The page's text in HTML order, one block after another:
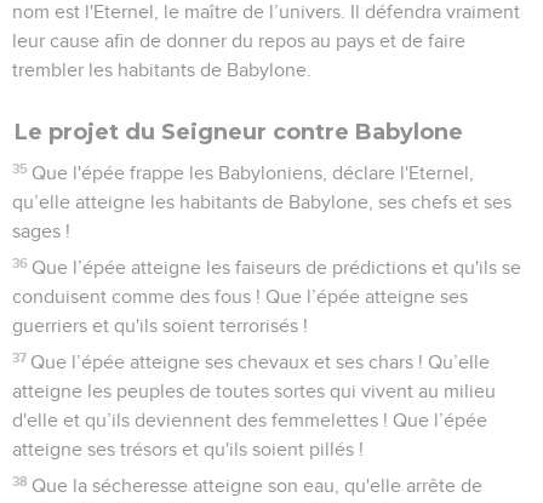
nom est l'Eternel, le maître de l’univers. Il défendra vraiment
leur cause afin de donner du repos au pays et de faire
trembler les habitants de Babylone.
Le projet du Seigneur contre Babylone
35 Que l'épée frappe les Babyloniens, déclare l'Eternel,
qu’elle atteigne les habitants de Babylone, ses chefs et ses
sages !
36 Que l’épée atteigne les faiseurs de prédictions et qu'ils se
conduisent comme des fous ! Que l’épée atteigne ses
guerriers et qu'ils soient terrorisés !
37 Que l’épée atteigne ses chevaux et ses chars ! Qu’elle
atteigne les peuples de toutes sortes qui vivent au milieu
d'elle et qu’ils deviennent des femmelettes ! Que l’épée
atteigne ses trésors et qu'ils soient pillés !
38 Que la sécheresse atteigne son eau, qu'elle arrête de